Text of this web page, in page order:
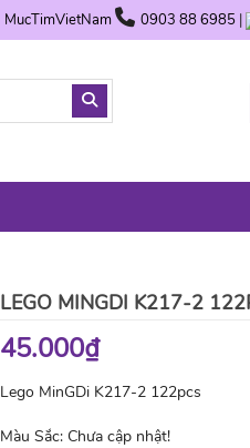
MucTimVietNam 0903 88 6985 |
LEGO MINGDI K217-2
45.000₫
Lego MinGDi K217-2 122pcs
Màu Sắc: Chưa cập nhật!